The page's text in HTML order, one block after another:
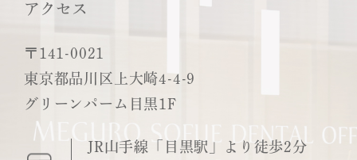
アクセス
〒141-0021
東京都品川区上大崎4-4-9
グリーンパーム目黒1F
JR山手線「目黒駅」より徒歩2分